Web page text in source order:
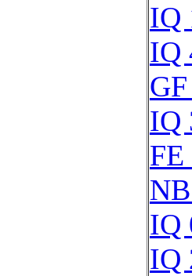
IQ
IQ
IQ
FE
IQ
IQ